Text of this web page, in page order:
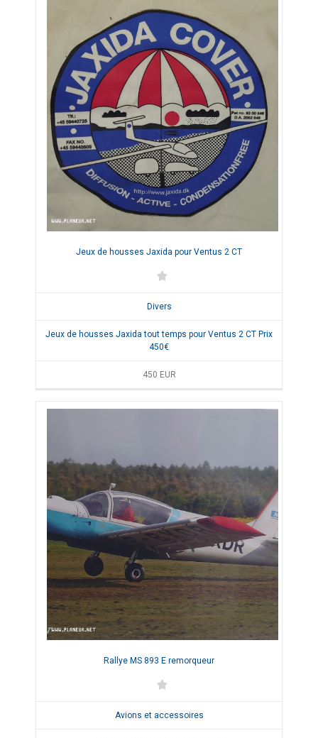
Jeux de housses Jaxida pour Ventus 2 CT
Divers
Jeux de housses Jaxida tout temps pour Ventus 2 CT Prix
450€
450 EUR
Rallye MS 893 E remorqueur
Avions et accessoires